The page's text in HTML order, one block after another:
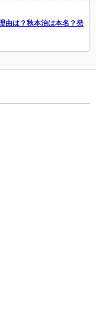
由は？秋本治は本名？発